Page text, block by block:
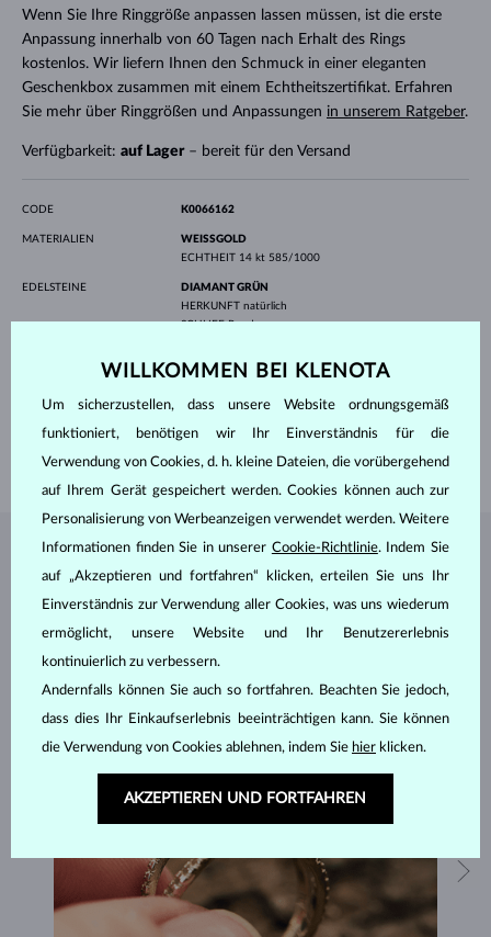
Wenn Sie Ihre Ringgröße anpassen lassen müssen, ist die erste
Anpassung innerhalb von 60 Tagen nach Erhalt des Rings
kostenlos. Wir liefern Ihnen den Schmuck in einer eleganten
Geschenkbox zusammen mit einem Echtheitszertifikat. Erfahren
Sie mehr über Ringgrößen und Anpassungen in unserem Ratgeber.
Verfügbarkeit: auf Lager– bereit für den Versand
CODE K0066162
MATERIALIEN
WEISSGOLD
ECHTHEIT 14 kt 585/1000
EDELSTEINE
DIAMANT GRÜN
HERKUNFT natürlich
SCHLIFFRund
ANPASSUNGENFarbanpassungen
DURCHMESSER3.0 mm
GEWICHT
BREITE 1.50 mm
GEWICHT 1.80 g
KLENOTA ATELIER
WILLKOMMEN BEI KLENOTA
Um sicherzustellen, dass unsere Website ordnungsgemäß
funktioniert, benötigen wir Ihr Einverständnis für die
Verwendung von Cookies, d. h. kleine Dateien, die vorübergehend
auf Ihrem Gerät gespeichert werden. Cookies können auch zur
Personalisierung von Werbeanzeigen verwendet werden. Weitere
Informationen finden Sie in unserer Cookie-Richtlinie. Indem Sie
auf „Akzeptieren und fortfahren“ klicken, erteilen Sie uns Ihr
Einverständnis zur Verwendung aller Cookies, was uns wiederum
ermöglicht, unsere Website und Ihr Benutzererlebnis
kontinuierlich zu verbessern.
Andernfalls können Sie auch so fortfahren. Beachten Sie jedoch,
dass dies Ihr Einkaufserlebnis beeinträchtigen kann. Sie können
die Verwendung von Cookies ablehnen, indem Sie hier klicken.
AKZEPTIEREN UND FORTFAHREN